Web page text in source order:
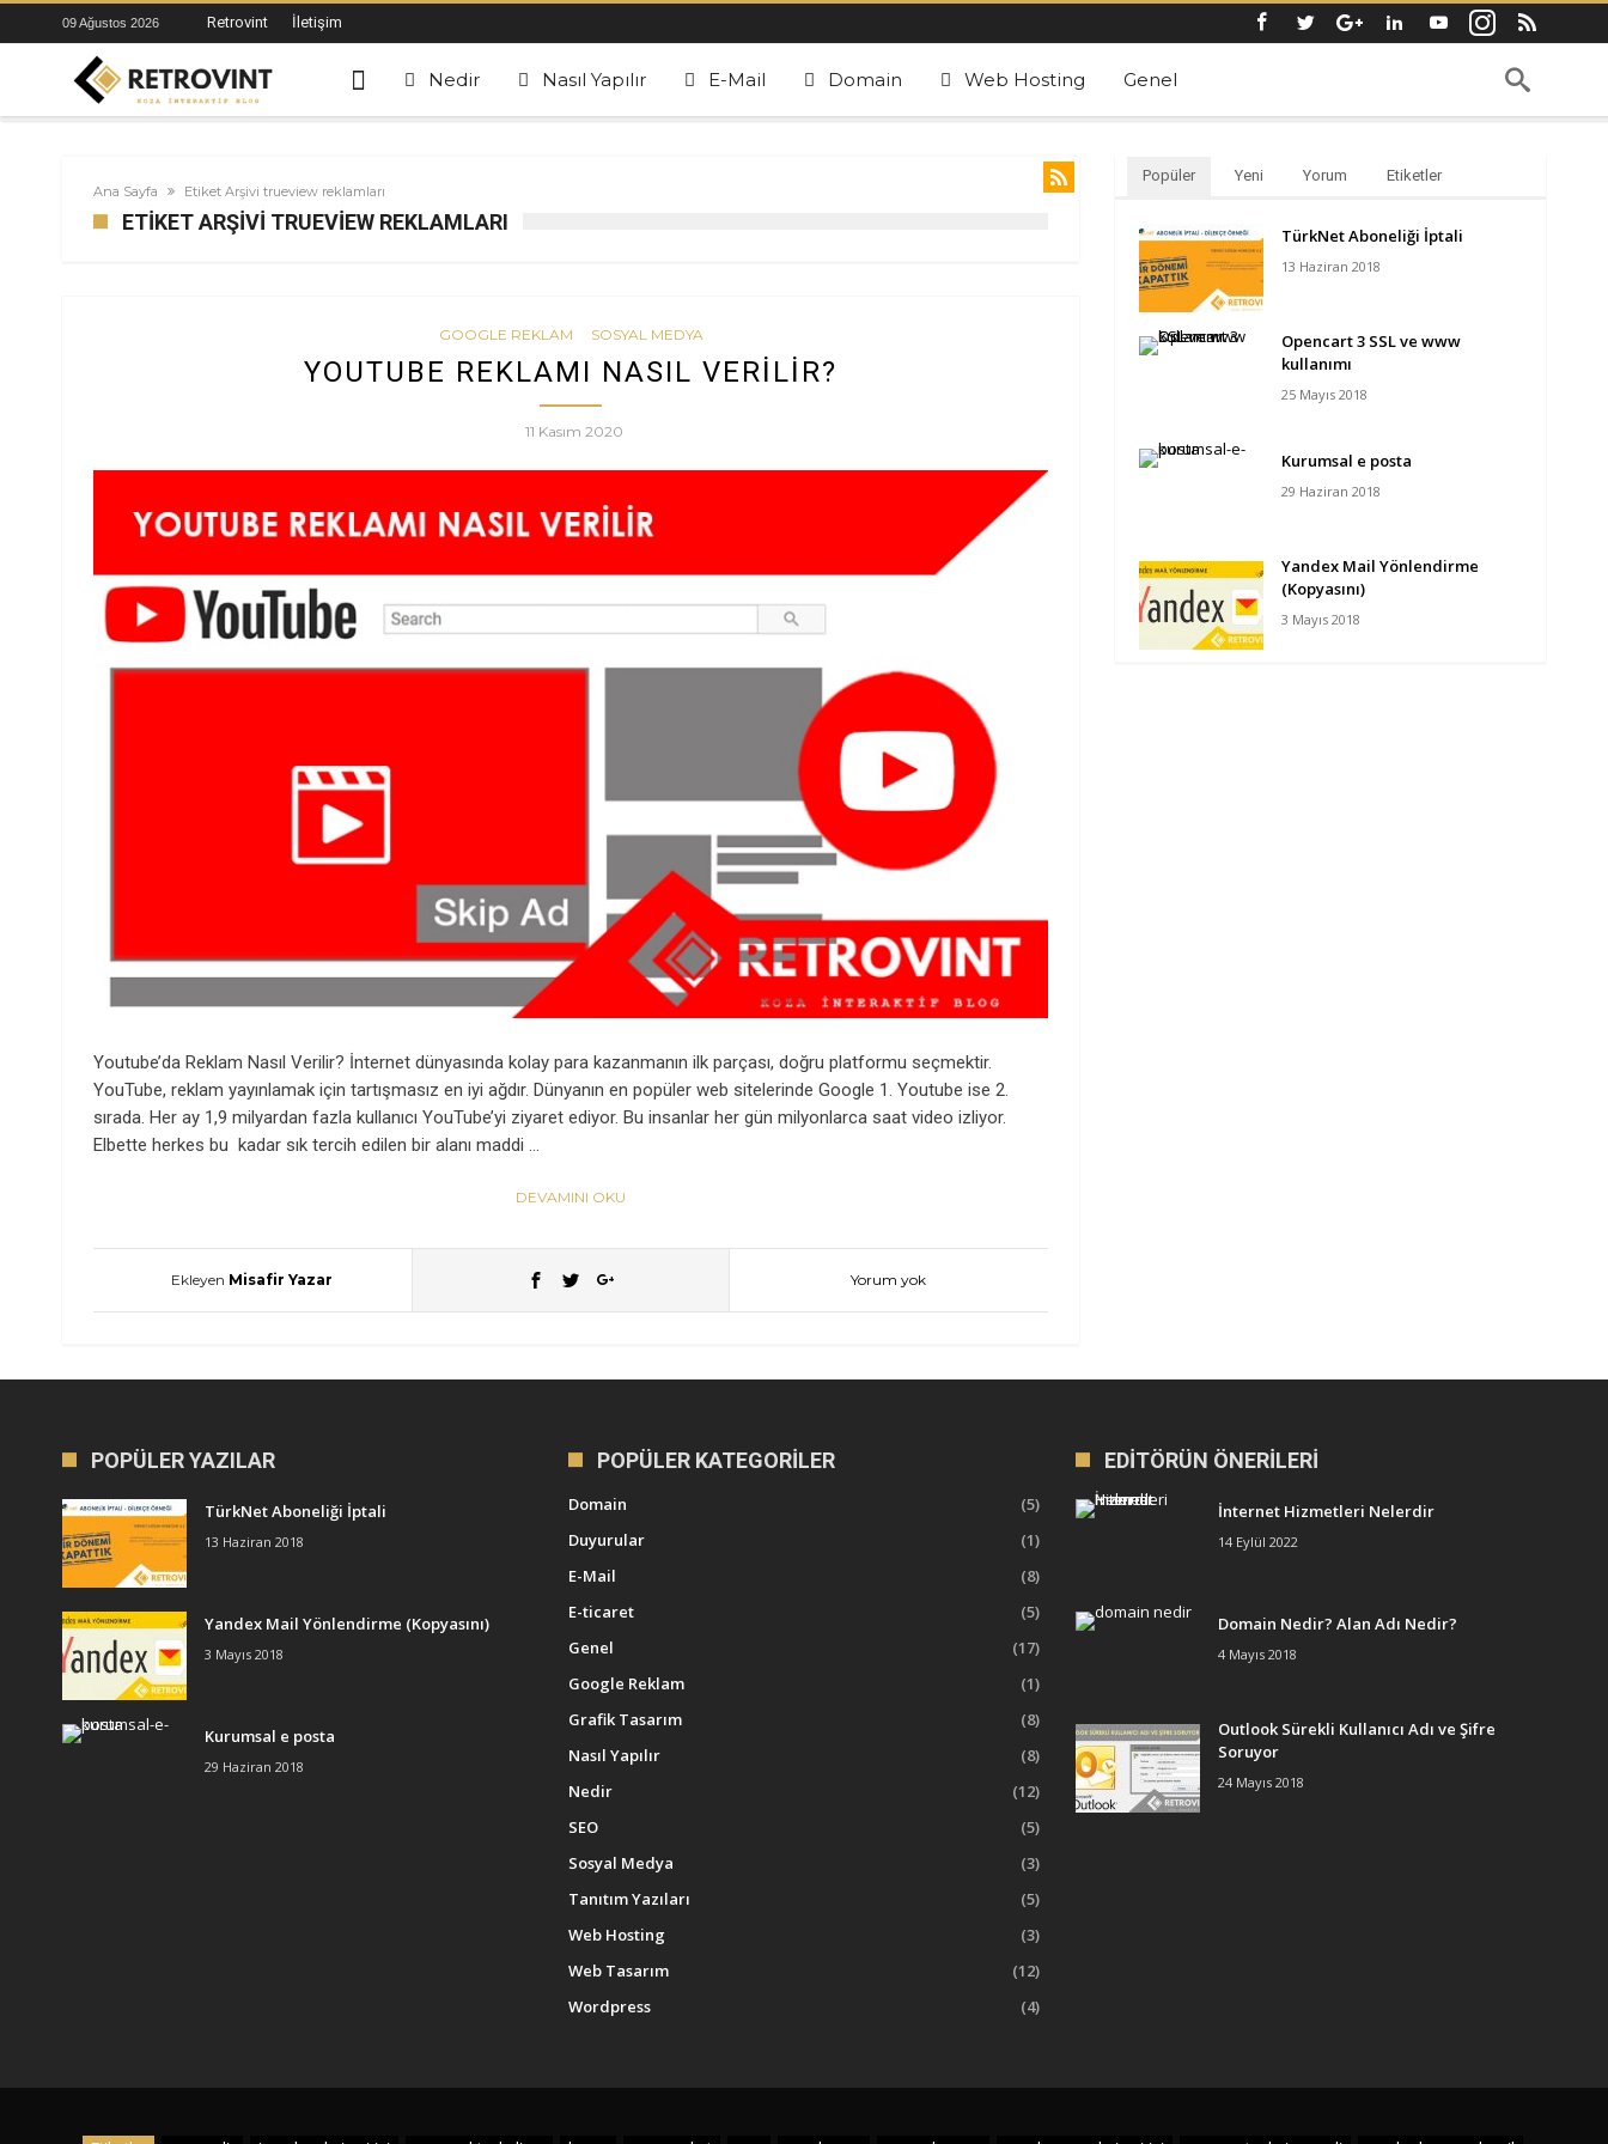
09 Ağustos 2026 Retrovint İletişim
Nedir Nasıl Yapılır E-Mail Domain Web Hosting Genel
Ana Sayfa Etiket Arşivi trueview reklamları
ETIKET ARŞIVI TRUEVIEW REKLAMLARI
GOOGLE REKLAM SOSYAL MEDYA
YOUTUBE REKLAMI NASIL VERILIR?
11 Kasım 2020
Youtube’da Reklam Nasıl Verilir? İnternet dünyasında kolay para kazanmanın ilk parçası, doğru platformu seçmektir.
YouTube, reklam yayınlamak için tartışmasız en iyi ağdır. Dünyanın en popüler web sitelerinde Google 1. Youtube ise 2.
sırada. Her ay 1,9 milyardan fazla kullanıcı YouTube’yi ziyaret ediyor. Bu insanlar her gün milyonlarca saat video izliyor.
Elbette herkes bu kadar sık tercih edilen bir alanı maddi …
DEVAMINI OKU
Ekleyen Misafir Yazar Yorum yok
Popüler Yeni Yorum Etiketler
TürkNet Aboneliği İptali
13 Haziran 2018
Opencart 3 SSL ve www
kullanımı
25 Mayıs 2018
Kurumsal e posta
29 Haziran 2018
Yandex Mail Yönlendirme
(Kopyasını)
3 Mayıs 2018
POPÜLER YAZILAR
TürkNet Aboneliği İptali
13 Haziran 2018
Yandex Mail Yönlendirme (Kopyasını)
3 Mayıs 2018
Kurumsal e posta
29 Haziran 2018
POPÜLER KATEGORILER
Domain
(5)
Duyurular
(1)
E-Mail
(8)
E-ticaret
(5)
Genel
(17)
Google Reklam
(1)
Grafik Tasarım
(8)
Nasıl Yapılır
(8)
Nedir
(12)
SEO
(5)
Sosyal Medya
(3)
Tanıtım Yazıları
(5)
Web Hosting
(3)
Web Tasarım
(12)
Wordpress
(4)
EDITÖRÜN ÖNERILERI
İnternet Hizmetleri Nelerdir
14 Eylül 2022
Domain Nedir? Alan Adı Nedir?
4 Mayıs 2018
Outlook Sürekli Kullanıcı Adı ve Şifre
Soruyor
24 Mayıs 2018